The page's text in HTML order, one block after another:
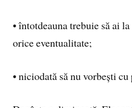
• întotdeauna trebuie să ai
orice eventualitate;
• niciodată să nu vorbești